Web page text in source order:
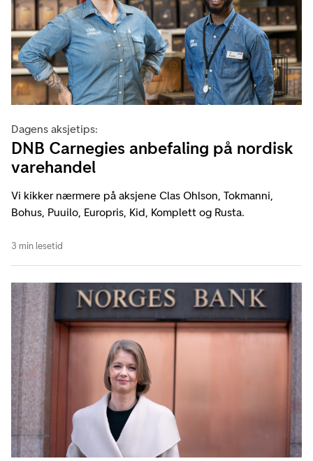
Dagens aksjetips:
DNB Carnegies anbefaling på nordisk
varehandel
Vi kikker nærmere på aksjene Clas Ohlson, Tokmanni,
Bohus, Puuilo, Europris, Kid, Komplett og Rusta.
3 min lesetid